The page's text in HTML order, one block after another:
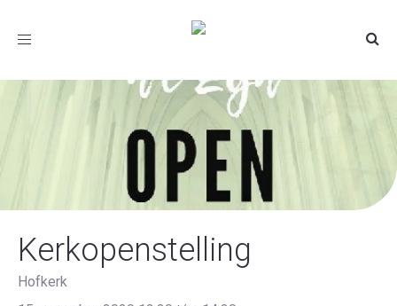
Toggle
Kerkopenstelling
Hofkerk